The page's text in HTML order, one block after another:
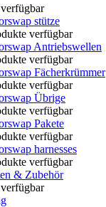
stütze
verfügbar
Antriebswellen
verfügbar
Fächerkrümmer
verfügbar
Übrige
verfügbar
Pakete
verfügbar
harnesses
verfügbar
& Zubehör